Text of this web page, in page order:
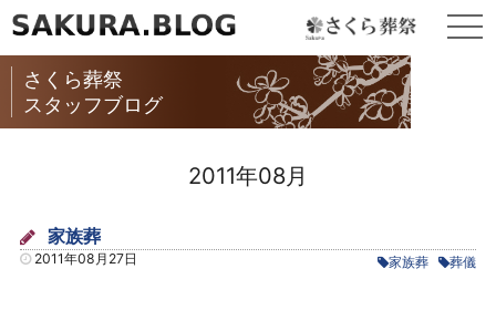
さくら葬祭
スタッフブログ
2011年08月
家族葬
2011年08月27日 家族葬 葬儀